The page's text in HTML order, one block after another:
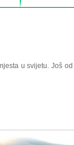
u svijetu. Još